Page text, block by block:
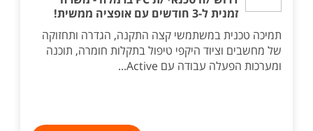
זמנית ל-3 חודשים עם אופציה ממשית!
תמיכה טכנית במשתמשי קצה התקנה, הגדרה ותחזוקה
של מחשבים וציוד היקפי טיפול בתקלות חומרה, תוכנה
ומערכות הפעלה עבודה עם Active...